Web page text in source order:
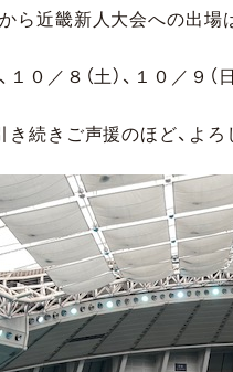
ら近畿新人大会への出場
０／８（土）、１０／９（
き続きご声援のほど、よろ